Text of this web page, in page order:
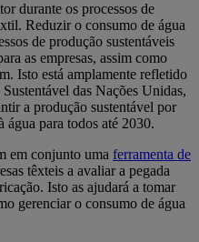
durante os processos de
Reduzir o consumo de água
de produção sustentáveis
as empresas, assim como
Isto está amplamente refletido
das Nações Unidas,
a produção sustentável por
água para todos até 2030.
em conjunto uma ferramenta de
têxteis a avaliar a pegada
Isto as ajudará a tomar
gerenciar o consumo de água